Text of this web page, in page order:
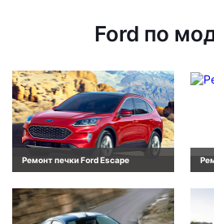
Ford по
Ремонт печки Ford Escape